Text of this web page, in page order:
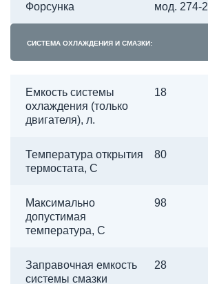
Форсунка мод. 274-
СИСТЕМА ОХЛАЖДЕНИЯ И СМАЗКИ:
Емкость системы
охлаждения (только
двигателя), л.
18
Температура открытия
термостата, С
80
Максимально
допустимая
температура, С
98
Заправочная емкость
системы смазки
28